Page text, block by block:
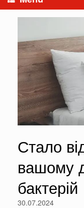
Стало
вашому
бактерій
30.07.2024